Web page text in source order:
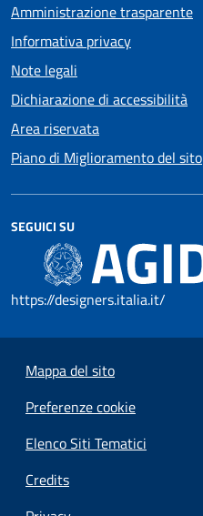
Amministrazione trasparente
Informativa privacy
Note legali
Dichiarazione di accessibilità
Area riservata
Piano di Miglioramento del sito
SEGUICI SU
https://designers.italia.it/
Mappa del sito
Preferenze cookie
Elenco Siti Tematici
Credits